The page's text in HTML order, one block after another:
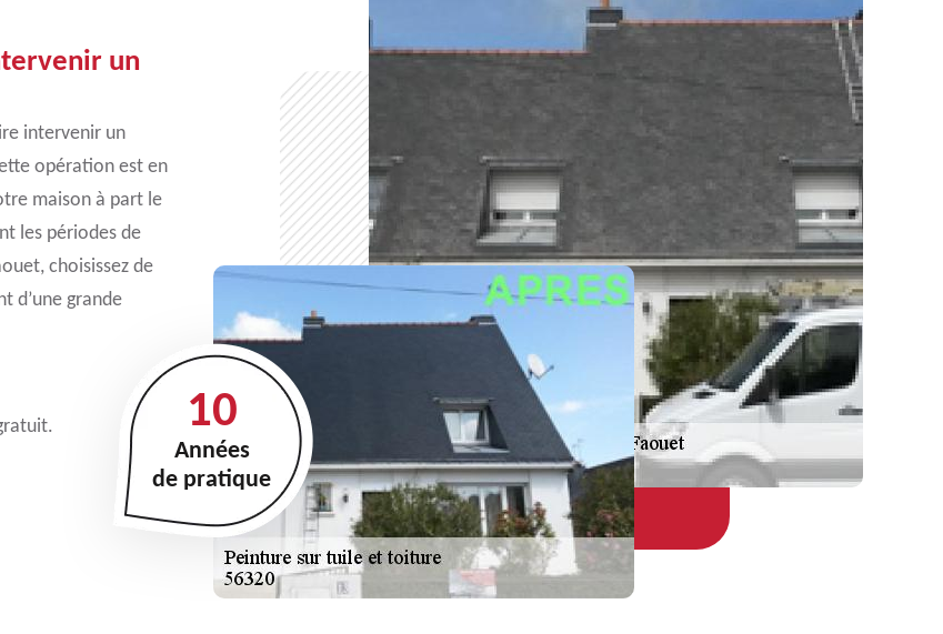
un
intervenir un
opération est en
maison à part le
les périodes de
choisissez de
d’une grande
10
Années
de pratique